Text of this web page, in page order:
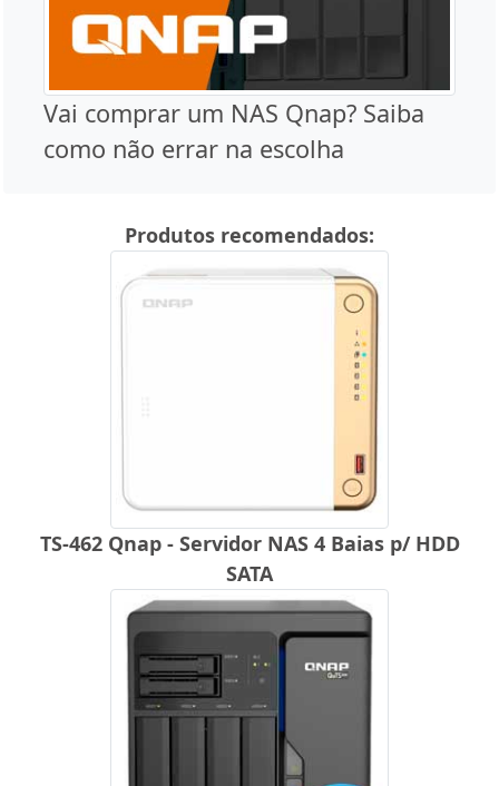
Vai comprar um NAS Qnap? Saiba
como não errar na escolha
Produtos recomendados:
TS-462 Qnap - Servidor NAS 4 Baias p/ HDD
SATA